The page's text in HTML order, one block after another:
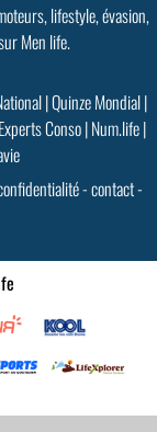
lifestyle, évasion,
Men life.
|Quinze Mondial|
Conso|Num.life|
-contact-